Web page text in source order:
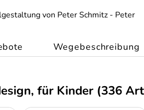
Wegebeschreibung
für Kinder(336